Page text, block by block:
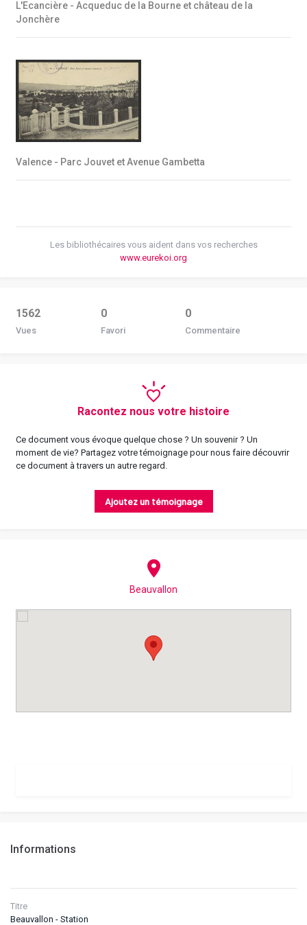
Informations
Titre
Beauvallon - Station
L'Ecancière - Acqueduc de la Bourne et château de la
Jonchère
Valence - Parc Jouvet et Avenue Gambetta
Les bibliothécaires vous aident dans vos recherches
www.eurekoi.org
1562
Vues
0
Favori
0
Commentaire
Racontez nous votre histoire
Ce document vous évoque quelque chose ? Un souvenir ? Un
moment de vie? Partagez votre témoignage pour nous faire découvrir
ce document à travers un autre regard.
Ajoutez un témoignage
Beauvallon